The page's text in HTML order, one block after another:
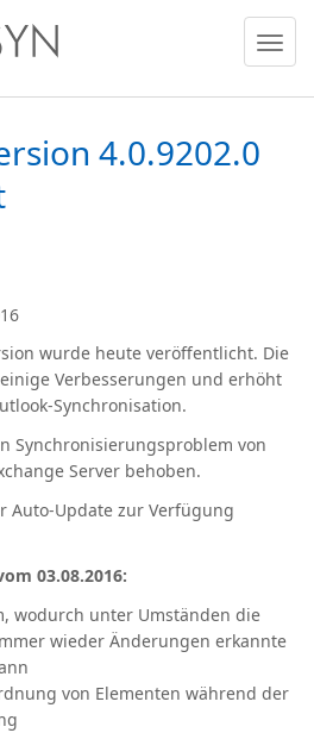
Menü
ein
oder
4.0.9202.0
wurde heute veröffentlicht. Die
Verbesserungen und erhöht
Synchronisation.
Synchronisierungsproblem von
Server behoben.
Auto-Update zur Verfügung
03.08.2016:
wodurch unter Umständen die
wieder Änderungen erkannte
von Elementen während der